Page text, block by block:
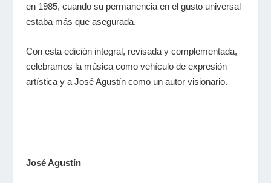
en 1985, cuando su permanencia en el gusto universal
estaba más que asegurada.
Con esta edición integral, revisada y complementada,
celebramos la música como vehículo de expresión
artística y a José Agustín como un autor visionario.
José Agustín